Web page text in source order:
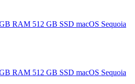
RAM 512 GB SSD macOS Sequoia
RAM 512 GB SSD macOS Sequoia